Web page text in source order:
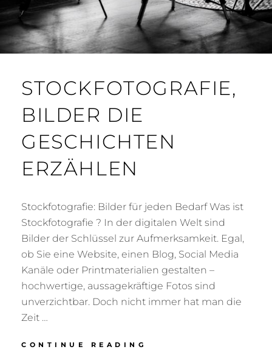
STOCKFOTOGRAFIE,
BILDER DIE
GESCHICHTEN
ERZÄHLEN
Stockfotografie: Bilder für jeden Bedarf Was ist
Stockfotografie ? In der digitalen Welt sind
Bilder der Schlüssel zur Aufmerksamkeit. Egal,
ob Sie eine Website, einen Blog, Social Media
Kanäle oder Printmaterialien gestalten –
hochwertige, aussagekräftige Fotos sind
unverzichtbar. Doch nicht immer hat man die
Zeit …
CONTINUE READING